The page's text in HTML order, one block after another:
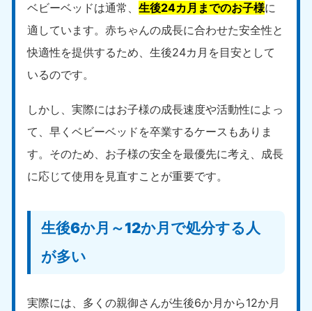
ベビーベッドは通常、生後24カ月までのお子様に
適しています。赤ちゃんの成長に合わせた安全性と
快適性を提供するため、生後24カ月を目安として
いるのです。
しかし、実際にはお子様の成長速度や活動性によっ
て、早くベビーベッドを卒業するケースもありま
す。そのため、お子様の安全を最優先に考え、成長
に応じて使用を見直すことが重要です。
生後6か月～12か月で処分する人
が多い
実際には、多くの親御さんが生後6か月から12か月